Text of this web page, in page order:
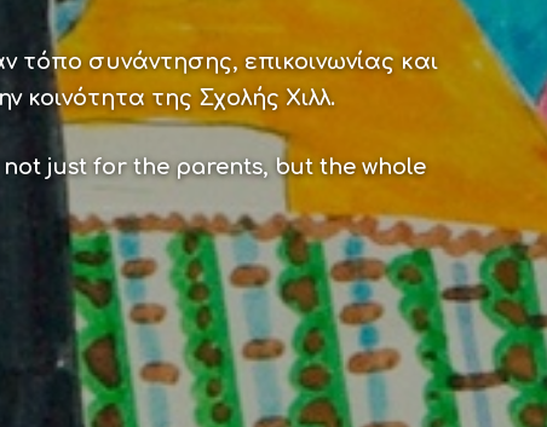
τόπο συνάντησης, επικοινωνίας και
κοινότητα της Σχολής Χιλλ.
just for the parents, but the whole